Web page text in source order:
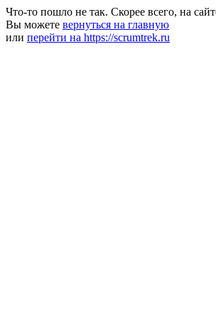
Что-то пошло не так. Скорее всего, на
Вы можете вернуться на главную
или перейти на https://scrumtrek.ru